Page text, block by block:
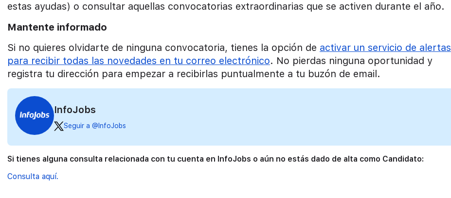
estas ayudas) o consultar aquellas convocatorias extraordinarias que se activen durante el año.
Mantente informado
Si no quieres olvidarte de ninguna convocatoria, tienes la opción de activar un servicio de alertas
para recibir todas las novedades en tu correo electrónico. No pierdas ninguna oportunidad y
registra tu dirección para empezar a recibirlas puntualmente a tu buzón de email.
InfoJobs
Seguir a @InfoJobs
Si tienes alguna consulta relacionada con tu cuenta en InfoJobs o aún no estás dado de alta como Candidato:
Consulta aquí.